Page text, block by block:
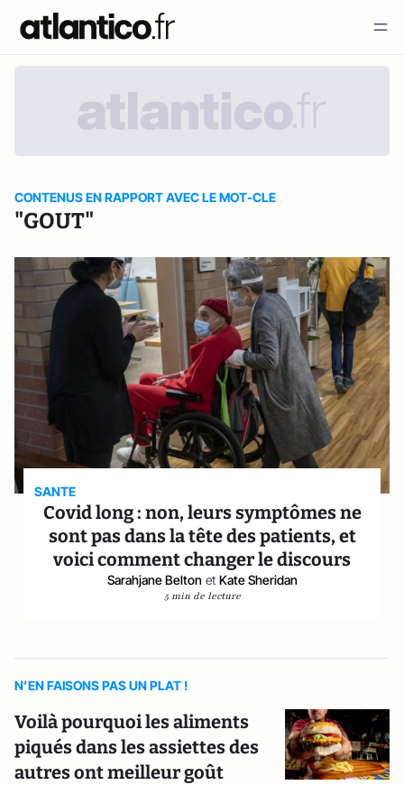
CONTENUS EN RAPPORT AVEC LE MOT-CLE
"GOUT"
SANTE
Covid long : non, leurs symptômes ne
sont pas dans la tête des patients, et
voici comment changer le discours
Sarahjane Belton et Kate Sheridan
5 min de lecture
N’EN FAISONS PAS UN PLAT !
Voilà pourquoi les aliments
piqués dans les assiettes des
autres ont meilleur goût